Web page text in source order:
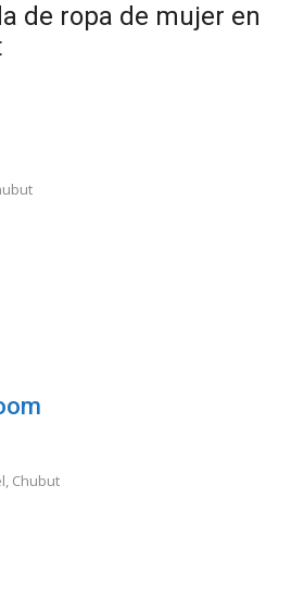
de ropa de mujer en
Chubut